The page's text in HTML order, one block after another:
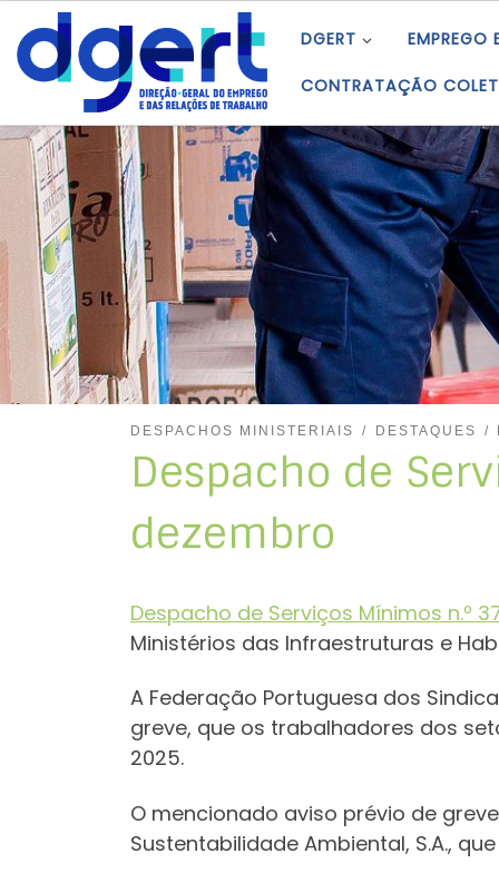
Skip to content DGERT EMPREGO
CONTRATAÇÃO
DESPACHOS MINISTERIAIS DESTAQUES
Despacho de
dezembro
Despacho de Serviços Mínimos n.º
Ministérios das Infraestruturas e
A Federação Portuguesa dos
greve, que os trabalhadores dos
2025.
O mencionado aviso prévio de
Sustentabilidade Ambiental, S.A.,